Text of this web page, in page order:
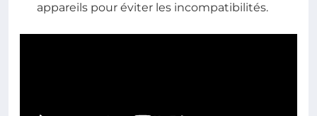
appareils pour éviter les incompatibilités.